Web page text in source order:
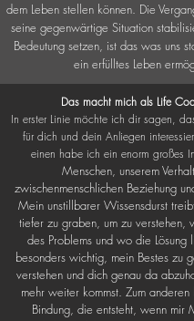
dem Leben stellen können. Die
seine gegenwärtige Situation
Bedeutung setzen, ist das was uns
ein erfülltes Leben
Das macht mich als Life
In erster Linie möchte ich dir sagen,
für dich und dein Anliegen
einen habe ich ein enorm großes
Menschen, unserem
zwischenmenschlichen Beziehung
Mein unstillbarer Wissensdurst
tiefer zu graben, um zu verstehen,
des Problems und wo die
besonders wichtig, mein Bestes zu
verstehen und dich genau da
mehr weiter kommst. Zum
Bindung, die entsteht, wenn mir